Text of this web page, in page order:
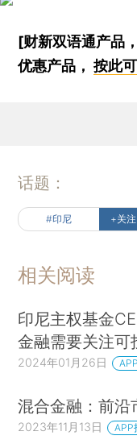
[财新双语通产品
优惠产品，按此
话题：
#印尼 +关注
相关阅读
印尼主权基金
金融需要关注可
2024年01月26日
混合金融：前沿
2023年11月13日 APP